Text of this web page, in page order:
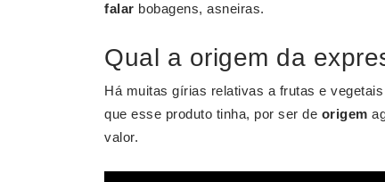
falar bobagens, asneiras.
Qual a origem da
Há muitas gírias relativas a frutas e
que esse produto tinha, por ser de origem
valor.